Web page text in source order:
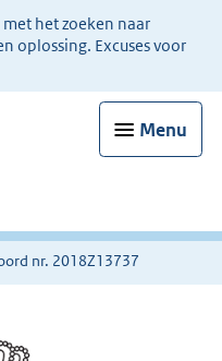
het zoeken naar
oplossing. Excuses voor
Menu
nr. 2018Z13737